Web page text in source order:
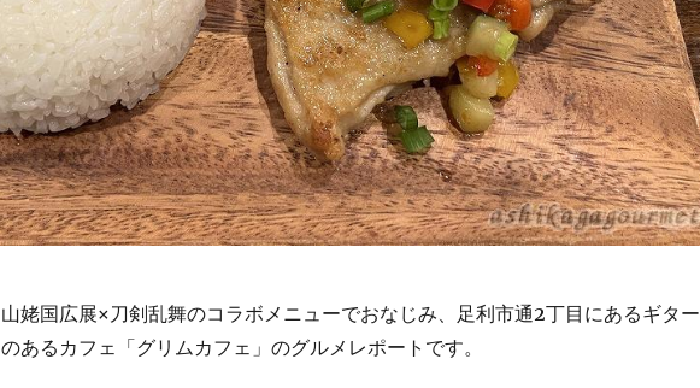
山姥国広展×刀剣乱舞のコラボメニューでおなじみ、足利市通2丁目にあるギター
のあるカフェ「グリムカフェ」のグルメレポートです。